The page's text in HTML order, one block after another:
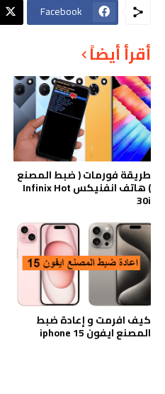
Facebook
أقرأ أيضاً
طريقة فورمات ( ضبط المصنع
) هاتف انفنيكس Infinix Hot
30i
كيف افرمت و إعادة ضبط
المصنع ايفون iphone 15